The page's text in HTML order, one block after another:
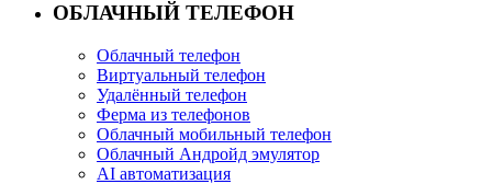
ОБЛАЧНЫЙ ТЕЛЕФОН
Облачный телефон
Виртуальный телефон
Удалённый телефон
Ферма из телефонов
Облачный мобильный телефон
Облачный Андройд эмулятор
AI автоматизация